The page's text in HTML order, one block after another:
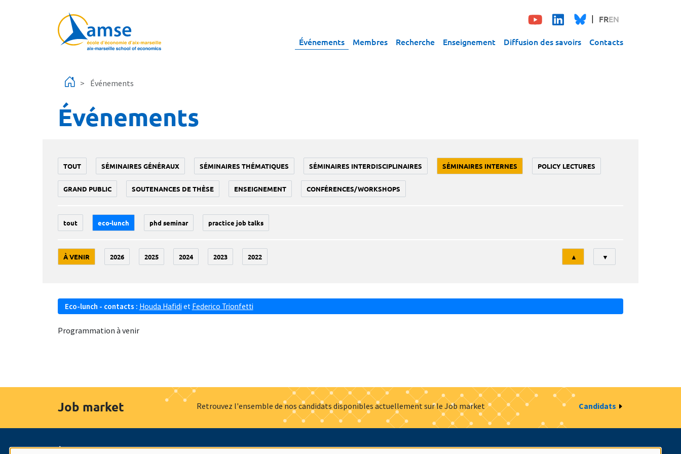
FREN
Événements Membres Recherche Enseignement Diffusion des savoirs Contacts
Événements
Événements
TOUT SÉMINAIRES GÉNÉRAUX SÉMINAIRES THÉMATIQUES SÉMINAIRES INTERDISCIPLINAIRES SÉMINAIRES INTERNES POLICY LECTURES
GRAND PUBLIC SOUTENANCES DE THÈSE ENSEIGNEMENT CONFÉRENCES/WORKSHOPS
tout eco-lunch phd seminar practice job talks
À VENIR 2026 2025 2024 2023 2022
Tri
▲ ▼
Eco-lunch - contacts : Houda Hafidi et Federico Trionfetti
Programmation à venir
Job market Retrouvez l'ensemble de nos candidats disponibles actuellement sur le Job market Candidats
À propos Nos engagements Hommage à Actualités Offres d'emploi Presse Mentions légales Gestion des cookies Intranet